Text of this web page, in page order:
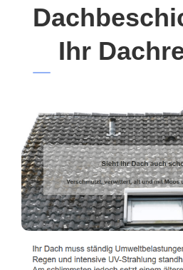
Ihr